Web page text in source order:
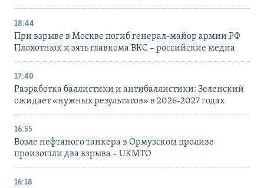
18:44
При взрыве в Москве погиб генерал-майор армии РФ
Плохотнюк и зять главкома ВКС – российские медиа
17:40
Разработка баллистики и антибаллистики: Зеленский
ожидает «нужных результатов» в 2026-2027 годах
16:55
Возле нефтяного танкера в Ормузском проливе
произошли два взрыва – UKMTO
16:18